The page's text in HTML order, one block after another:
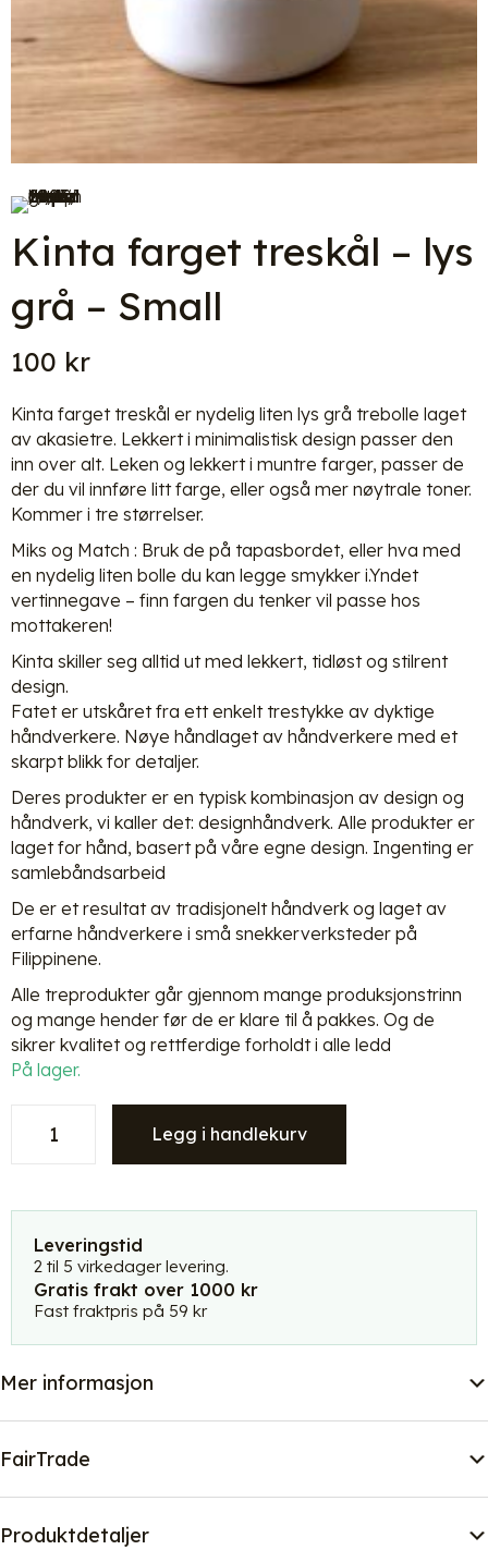
Kinta farget treskål – lys
grå – Small
100 kr
Kinta farget treskål er nydelig liten lys grå trebolle laget
av akasietre. Lekkert i minimalistisk design passer den
inn over alt. Leken og lekkert i muntre farger, passer de
der du vil innføre litt farge, eller også mer nøytrale toner.
Kommer i tre størrelser.
Miks og Match : Bruk de på tapasbordet, eller hva med
en nydelig liten bolle du kan legge smykker i.Yndet
vertinnegave – finn fargen du tenker vil passe hos
mottakeren!
Kinta skiller seg alltid ut med lekkert, tidløst og stilrent
design.
Fatet er utskåret fra ett enkelt trestykke av dyktige
håndverkere. Nøye håndlaget av håndverkere med et
skarpt blikk for detaljer.
Deres produkter er en typisk kombinasjon av design og
håndverk, vi kaller det: designhåndverk. Alle produkter er
laget for hånd, basert på våre egne design. Ingenting er
samlebåndsarbeid
De er et resultat av tradisjonelt håndverk og laget av
erfarne håndverkere i små snekkerverksteder på
Filippinene.
Alle treprodukter går gjennom mange produksjonstrinn
og mange hender før de er klare til å pakkes. Og de
sikrer kvalitet og rettferdige forholdt i alle ledd
På lager.
farget
lys
grå
Small
antall
Legg i handlekurv
Leveringstid
2 til 5 virkedager levering.
Gratis frakt over 1000 kr
Fast fraktpris på 59 kr
Mer informasjon
FairTrade
Produktdetaljer